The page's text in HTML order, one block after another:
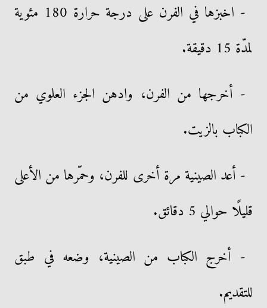
- اخبزها في الفرن على درجة حرارة 180 مئوية
لمدّة 15 دقيقة.
- أخرجها من الفرن، وادهن الجزء العلوي من
الكباب بالزيت.
- أعد الصينية مرة أخرى للفرن، وحمّرها من الأعلى
قليلًا حوالي 5 دقائق.
- أخرج الكباب من الصينية، وضعه في طبق
للتقديم.